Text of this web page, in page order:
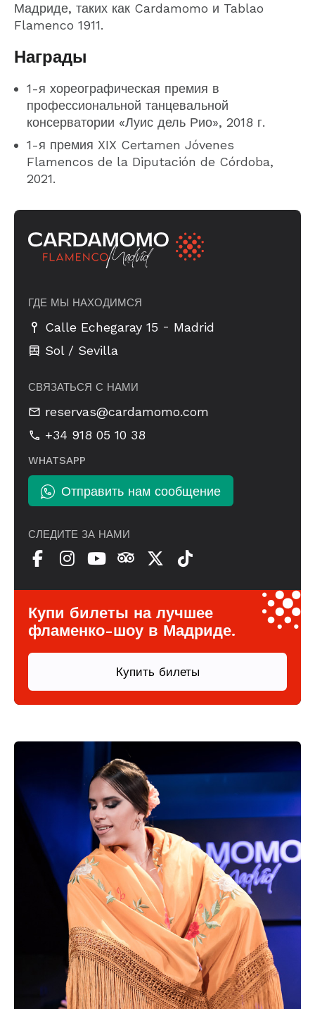
Мадриде, таких как Cardamomo и Tablao
Flamenco 1911.
Награды
1-я хореографическая премия в
профессиональной танцевальной
консерватории «Луис дель Рио», 2018 г.
1-я премия XIX Certamen Jóvenes
Flamencos de la Diputación de Córdoba,
2021.
ГДЕ МЫ НАХОДИМСЯ
Calle Echegaray 15 - Madrid
Sol / Sevilla
СВЯЗАТЬСЯ С НАМИ
reservas@cardamomo.com
+34 918 05 10 38
WHATSAPP
Отправить нам сообщение
СЛЕДИТЕ ЗА НАМИ
Купи билеты на лучшее
фламенко-шоу в Мадриде.
Купить билеты